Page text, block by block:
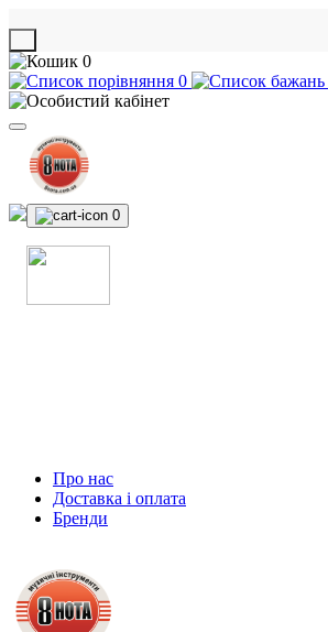
0
0
0
Про нас
Доставка і оплата
Бренди